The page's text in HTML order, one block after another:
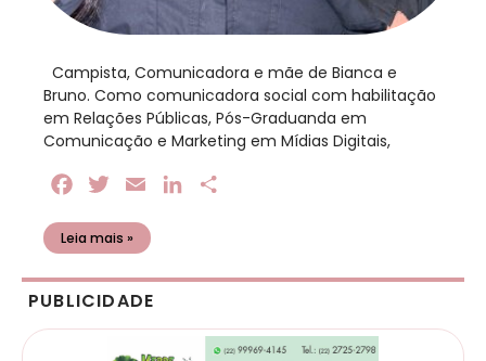
​ Campista, Comunicadora e mãe de Bianca e
Bruno. Como comunicadora social com habilitação
em Relações Públicas, Pós-Graduanda em
Comunicação e Marketing em Mídias Digitais,
FacebookTwitterEmail LinkedIn
Leia mais »
PUBLICIDADE